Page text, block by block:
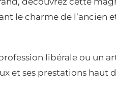
le charme de l’ancien
libérale ou un
et ses prestations haut